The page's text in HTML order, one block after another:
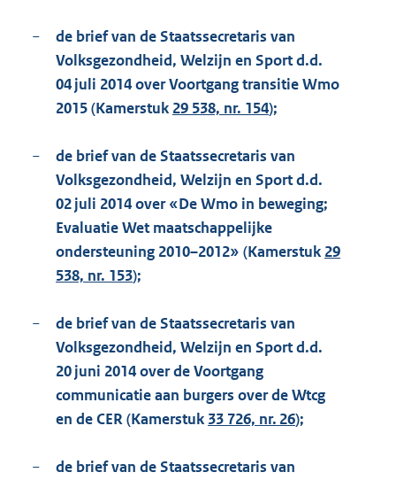
−
de brief van de Staatssecretaris van
Volksgezondheid, Welzijn en Sport d.d.
04 juli 2014 over Voortgang transitie Wmo
2015 (Kamerstuk 29 538, nr. 154);
−
de brief van de Staatssecretaris van
Volksgezondheid, Welzijn en Sport d.d.
02 juli 2014 over «De Wmo in beweging;
Evaluatie Wet maatschappelijke
ondersteuning 2010–2012» (Kamerstuk 29
538, nr. 153);
−
de brief van de Staatssecretaris van
Volksgezondheid, Welzijn en Sport d.d.
20 juni 2014 over de Voortgang
communicatie aan burgers over de Wtcg
en de CER (Kamerstuk 33 726, nr. 26);
−
de brief van de Staatssecretaris van